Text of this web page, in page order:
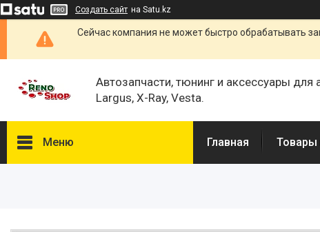
Создать сайт на Satu.kz
Сейчас компания не может быстро обрабатывать
Автозапчасти, тюнинг и аксессуары для
Largus, X-Ray, Vesta.
Меню Главная Товары